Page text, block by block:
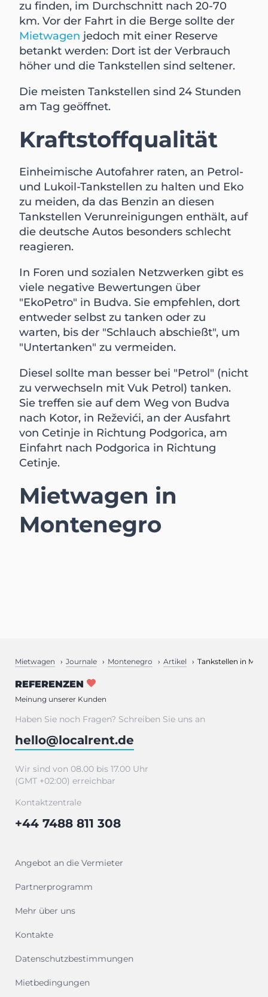
zu finden, im Durchschnitt nach 20-70
km. Vor der Fahrt in die Berge sollte der
Mietwagen jedoch mit einer Reserve
betankt werden: Dort ist der Verbrauch
höher und die Tankstellen sind seltener.
Die meisten Tankstellen sind 24 Stunden
am Tag geöffnet.
Kraftstoffqualität
Einheimische Autofahrer raten, an Petrol-
und Lukoil-Tankstellen zu halten und Eko
zu meiden, da das Benzin an diesen
Tankstellen Verunreinigungen enthält, auf
die deutsche Autos besonders schlecht
reagieren.
In Foren und sozialen Netzwerken gibt es
viele negative Bewertungen über
"EkoPetro" in Budva. Sie empfehlen, dort
entweder selbst zu tanken oder zu
warten, bis der "Schlauch abschießt", um
"Untertanken" zu vermeiden.
Diesel sollte man besser bei "Petrol" (nicht
zu verwechseln mit Vuk Petrol) tanken.
Sie treffen sie auf dem Weg von Budva
nach Kotor, in Reževići, an der Ausfahrt
von Cetinje in Richtung Podgorica, am
Einfahrt nach Podgorica in Richtung
Cetinje.
Mietwagen in
Montenegro
Mietwagen Journale Montenegro Artikel Tankstellen in
REFERENZEN
Meinung unserer Kunden
Angebot an die Vermieter
Partnerprogramm
Mehr über uns
Kontakte
Datenschutzbestimmungen
Mietbedingungen
Haben Sie noch Fragen? Schreiben Sie uns an
hello@localrent.de
Wir sind von 08.00 bis 17.00 Uhr
(GMT +02:00) erreichbar
Kontaktzentrale
+44 7488 811 308